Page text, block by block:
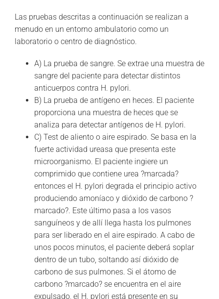
Las pruebas descritas a continuación se realizan a
menudo en un entorno ambulatorio como un
laboratorio o centro de diagnóstico.
A) La prueba de sangre. Se extrae una muestra de
sangre del paciente para detectar distintos
anticuerpos contra H. pylori.
B) La prueba de antígeno en heces. El paciente
proporciona una muestra de heces que se
analiza para detectar antígenos de H. pylori.
C) Test de aliento o aire espirado. Se basa en la
fuerte actividad ureasa que presenta este
microorganismo. El paciente ingiere un
comprimido que contiene urea ?marcada?
entonces el H. pylori degrada el principio activo
produciendo amoníaco y dióxido de carbono ?
marcado?. Este último pasa a los vasos
sanguíneos y de allí llega hasta los pulmones
para ser liberado en el aire espirado. A cabo de
unos pocos minutos, el paciente deberá soplar
dentro de un tubo, soltando así dióxido de
carbono de sus pulmones. Si el átomo de
carbono ?marcado? se encuentra en el aire
expulsado, el H. pylori está presente en su